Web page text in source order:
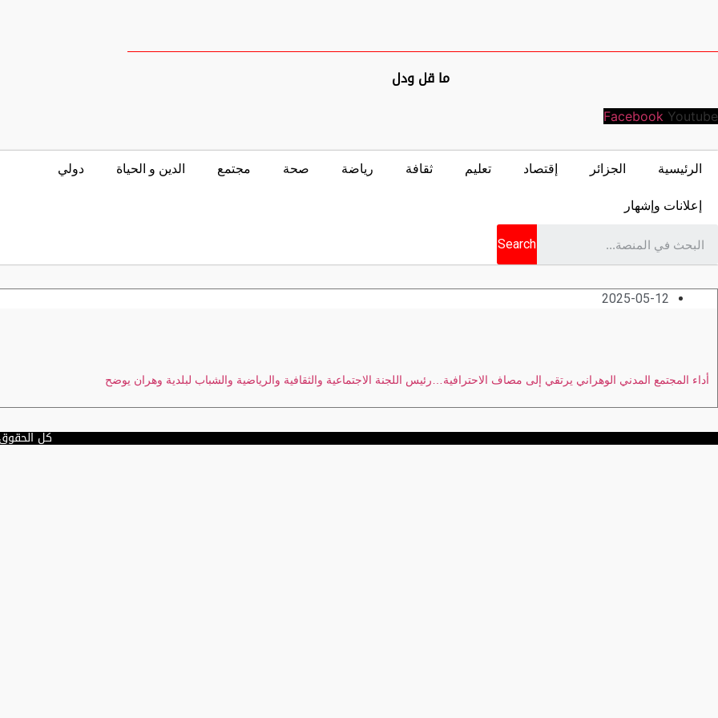
ما قل ودل
Facebook Youtube
الرئيسية الجزائر إقتصاد تعليم ثقافة رياضة صحة مجتمع الدين و الحياة دولي
إعلانات وإشهار
Search
2025-05-12
أداء المجتمع المدني الوهراني يرتقي إلى مصاف الاحترافية…رئيس اللجنة الاجتماعية والثقافية والرياضية والشباب لبلدية وهران يوضح
كل الحقوق